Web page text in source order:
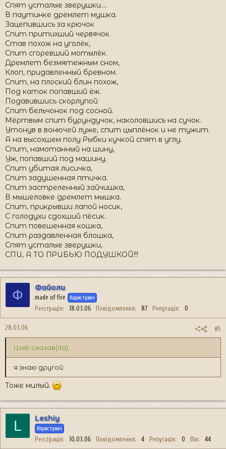
Спят пожарники в огне,
И придавленный бревном,
Спит строитель мёртвым сном.
Ошибившись только раз,
Спят сапёры в этот час.
Парашют с собой, не взяв,
Спит десантник на камнях.
Газ, забыв закрыть, соседи,
Спят вповалку на паркете.
В паутине дремлют мушки...
Спи, а то прибью подушкой!
Спят усталые зверушки....
В паутинке дремлет мушка.
Зацепившись за крючок
Спит притихший червячок.
Став похож на уголёк,
Спит сгоревший мотылёк.
Дремлет безмятежным сном,
Клоп, придавленный бревном.
Спит, на плоский блин похож,
Под каток попавший ёж.
Подавившись скорлупой
Спит бельчонок под сосной.
Мёртвым спит бурундучок, наколовшись на сучок.
Утонув в вонючей луже, спит цыплёнок и не тужит.
А на высохшем полу Рыбки кучкой спят в углу.
Спит, намотанный на шину,
Уж, попавший под машину.
Спит убитая лисичка,
Спит задушенная птичка.
Спит застреленный зайчишка,
В мышеловке дремлет мышка.
Спит, прикрывши лапой носик,
С голодухи сдохший пёсик.
Спит повешенная кошка,
Спит раздавленная блошка,
Спят усталые зверушки,
СПИ, А ТО ПРИБЬЮ ПОДУШКОЙ!!!
Ф Файоли
made of fire Користувач
Реєстрація 18.03.06 Повідомлення 87 Репутація 0
28.03.06 #5
Web сказав(ла):
я знаю другой:
Тоже милый.
L Leshiy
Користувач
Реєстрація 10.03.06 Повідомлення 4 Репутація 0 Вік 44